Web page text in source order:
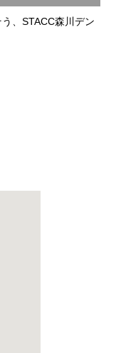
、STACC森川デン